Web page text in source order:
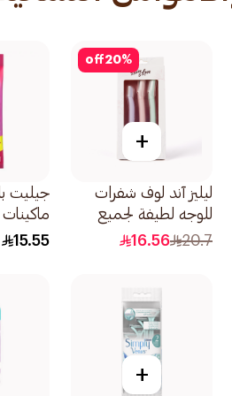
20%
off
+
ليليز آند لوف شفرات
للوجه لطيفة لجميع
أنواع البشرة 1صندوق
20.7
16.56
ماكينات
15.55
+